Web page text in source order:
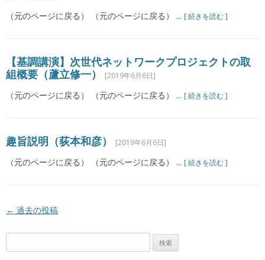
（元のページに戻る） （元のページに戻る） ... [ 続きを読む ]
【基調講演】次世代ネットワークプロジェクトの取
組概要（蘆立修一）
[2019年6月6日]
（元のページに戻る） （元のページに戻る） ... [ 続きを読む ]
趣旨説明（荻本和彦） [2019年6月6日]
（元のページに戻る） （元のページに戻る） ... [ 続きを読む ]
投稿ナビゲーション
← 過去の投稿
索: